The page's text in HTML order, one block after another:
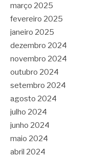
março 2025
fevereiro 2025
janeiro 2025
dezembro 2024
novembro 2024
outubro 2024
setembro 2024
agosto 2024
julho 2024
junho 2024
maio 2024
abril 2024